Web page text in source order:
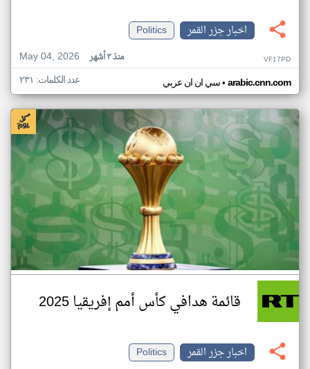
اخبار جزر القمر
Politics
May 04, 2026
منذ ٣ أشهر VF17PD
سي ان ان عربي• arabic.cnn.com عدد الكلمات: ٢٣١
قائمة هدافي كأس أمم إفريقيا 2025
اخبار جزر القمر
Politics